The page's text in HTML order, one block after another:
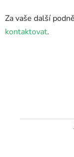
Za vaše další
kontaktovat.